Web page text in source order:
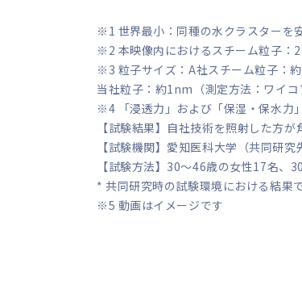
※1 世界最小：同種の水クラスターを
※2 本映像内におけるスチーム粒子：
※3 粒子サイズ：A社スチーム粒子：
当社粒子：約1nm（測定方法：ワイ
※4 「浸透力」および「保湿・保水力
【試験結果】自社技術を照射した方
【試験機関】愛知医科大学（共同研究
【試験方法】30～46歳の女性17名
* 共同研究時の試験環境における結果
※5 動画はイメージです